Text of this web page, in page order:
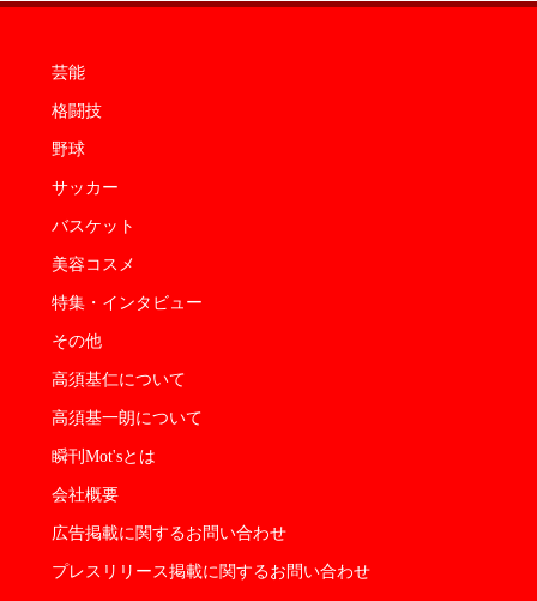
芸能
格闘技
野球
サッカー
バスケット
美容コスメ
特集・インタビュー
その他
高須基仁について
高須基一朗について
瞬刊Mot'sとは
会社概要
広告掲載に関するお問い合わせ
プレスリリース掲載に関するお問い合わせ